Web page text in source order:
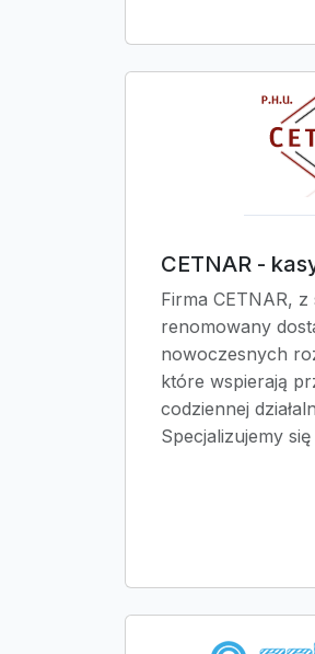
CETNAR -
Firma CETNAR,
renomowany
nowoczesnych
które wspierają
codziennej
Specjalizujemy się